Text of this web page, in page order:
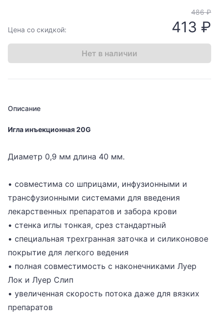
Цена со скидкой:
486 ₽
413 ₽
Нет в наличии
Описание
Игла инъекционная 20G
Диаметр 0,9 мм длина 40 мм.
• совместима со шприцами, инфузионными и
трансфузионными системами для введения
лекарственных препаратов и забора крови
• стенка иглы тонкая, срез стандартный
• специальная трехгранная заточка и силиконовое
покрытие для легкого ведения
• полная совместимость с наконечниками Луер
Лок и Луер Слип
• увеличенная скорость потока даже для вязких
препаратов